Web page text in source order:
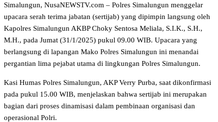
Simalungun, NusaNEWSTV.com – Polres Simalungun menggelar
upacara serah terima jabatan (sertijab) yang dipimpin langsung oleh
Kapolres Simalungun AKBP Choky Sentosa Meliala, S.I.K., S.H.,
M.H., pada Jumat (31/1/2025) pukul 09.00 WIB. Upacara yang
berlangsung di lapangan Mako Polres Simalungun ini menandai
pergantian lima pejabat utama di lingkungan Polres Simalungun.
Kasi Humas Polres Simalungun, AKP Verry Purba, saat dikonfirmasi
pada pukul 15.00 WIB, menjelaskan bahwa sertijab ini merupakan
bagian dari proses dinamisasi dalam pembinaan organisasi dan
operasional Polri.